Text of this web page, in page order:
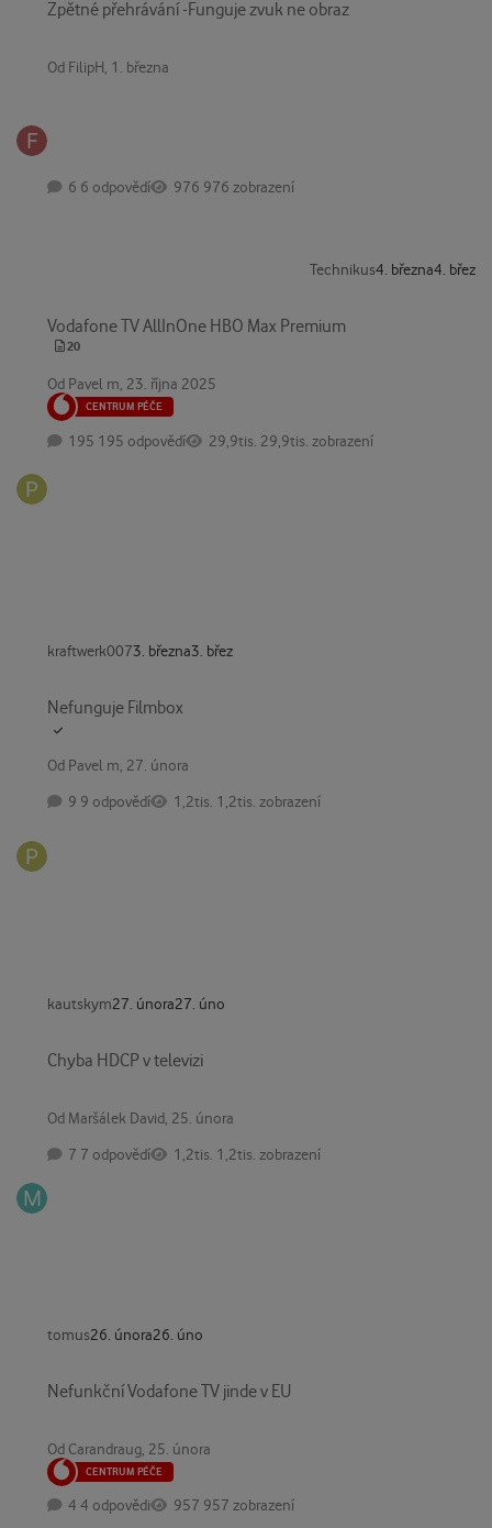
Zpětné přehrávání -Funguje zvuk ne obraz
Od FilipH, 1. března
6 odpovědí 976 zobrazení
Technikus4. března4. břez
Vodafone TV AllInOne HBO Max Premium
20
Od Pavel m, 23. října 2025
CENTRUM PÉČE
195 odpovědí 29,9tis. zobrazení
kraftwerk0073. března3. břez
Nefunguje Filmbox
Od Pavel m, 27. února
9 odpovědí 1,2tis. zobrazení
kautskym27. února27. úno
Chyba HDCP v televizi
Od Maršálek David, 25. února
7 odpovědí 1,2tis. zobrazení
tomus26. února26. úno
Nefunkční Vodafone TV jinde v EU
Od Carandraug, 25. února
CENTRUM PÉČE
4 odpovědi 957 zobrazení